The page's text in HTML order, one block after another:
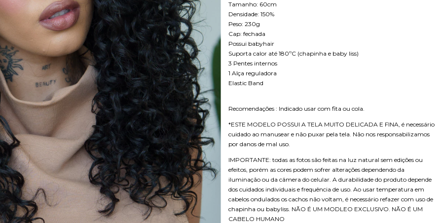
Tamanho: 60cm
Densidade: 150%
Peso: 230g
Cap: fechada
Possui babyhair
Suporta calor até 180ºC (chapinha e baby liss)
3 Pentes internos
1 Alça reguladora
Elastic Band
Recomendações : Indicado usar com fita ou cola.
*ESTE MODELO POSSUI A TELA MUITO DELICADA E FINA, é necessário
cuidado ao manusear e não puxar pela tela. Não nos responsabilizamos
por danos de mal uso.
IMPORTANTE: todas as fotos são feitas na luz natural sem edições ou
efeitos, porém as cores podem sofrer alterações dependendo da
iluminação ou da câmera do celular. A durabilidade do produto depende
dos cuidados individuais e frequência de uso. Ao usar temperatura em
cabelos ondulados os cachos não voltam, é necessário refazer com uso de
chapinha ou babyliss. NÃO É UM MODLEO EXCLUSIVO. NÃO É UM
CABELO HUMANO